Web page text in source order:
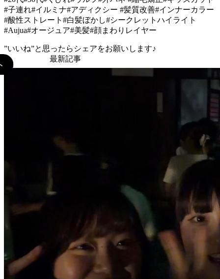
#子連れ#イルミナ#アディクシー #髪質改善#インナーカラー
#酸性ストレート#白髪ぼかし#シークレットハイライト
#Aujua#オージュア#美髪#顔まわりレイヤー
”いいね”と思ったらシェアをお願いします♪
最新記事